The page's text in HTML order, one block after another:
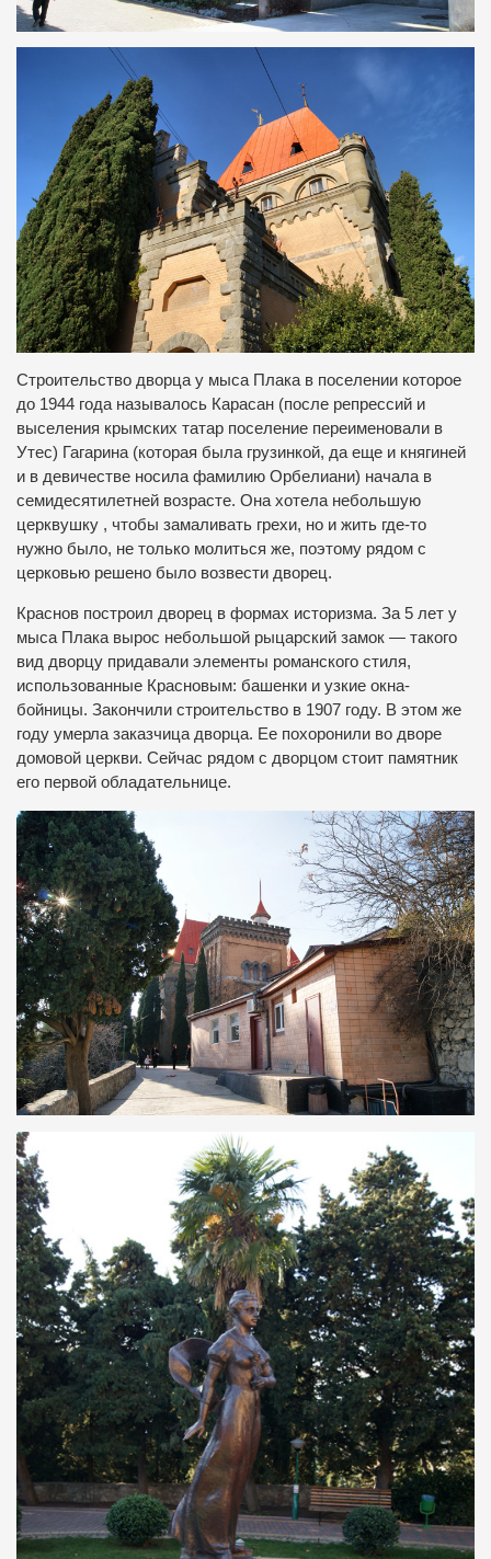
Строительство дворца у мыса Плака в поселении которое
до 1944 года называлось Карасан (после репрессий и
выселения крымских татар поселение переименовали в
Утес) Гагарина (которая была грузинкой, да еще и княгиней
и в девичестве носила фамилию Орбелиани) начала в
семидесятилетней возрасте. Она хотела небольшую
церквушку , чтобы замаливать грехи, но и жить где-то
нужно было, не только молиться же, поэтому рядом с
церковью решено было возвести дворец.
Краснов построил дворец в формах историзма. За 5 лет у
мыса Плака вырос небольшой рыцарский замок — такого
вид дворцу придавали элементы романского стиля,
использованные Красновым: башенки и узкие окна-
бойницы. Закончили строительство в 1907 году. В этом же
году умерла заказчица дворца. Ее похоронили во дворе
домовой церкви. Сейчас рядом с дворцом стоит памятник
его первой обладательнице.